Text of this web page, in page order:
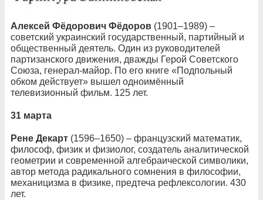
Алексей Фёдорович Фёдоров (1901–1989) –
советский украинский государственный, партийный и
общественный деятель. Один из руководителей
партизанского движения, дважды Герой Советского
Союза, генерал-майор. По его книге «Подпольный
обком действует» вышел одноимённый
телевизионный фильм. 125 лет.
31 марта
Рене Декарт (1596–1650) – французский математик,
философ, физик и физиолог, создатель аналитической
геометрии и современной алгебраической символики,
автор метода радикального сомнения в философии,
механицизма в физике, предтеча рефлексологии. 430
лет.